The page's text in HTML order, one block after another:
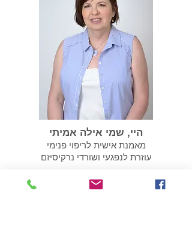
היי, שמי אילה אמיתי
מאמנת אישית לריפוי פנימי
עוזרת לנפגעי ושורדי נרקיסיזם